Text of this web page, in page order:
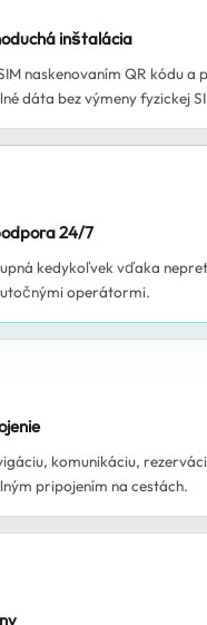
inštalácia
naskenovaním QR kódu a
dáta bez výmeny fyzickej
24/7
kedykoľvek vďaka
operátormi.
komunikáciu,
pripojením na cestách.